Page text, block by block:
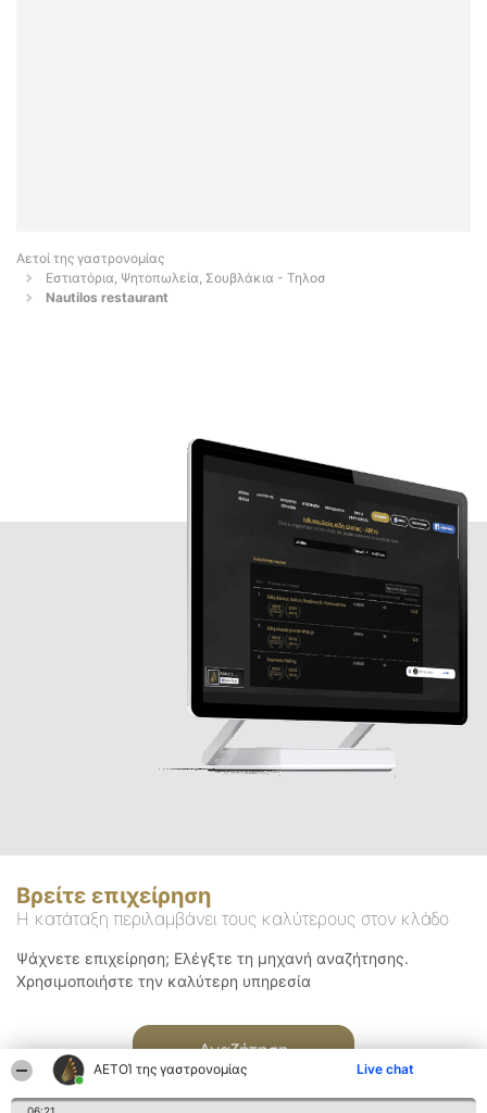
ΑΕΤΟΊ της γαστρονομίας Live chat
Αετοί της γαστρονομίας
Εστιατόρια, Ψητοπωλεία, Σουβλάκια - Τηλοσ
Nautilos restaurant
Βρείτε επιχείρηση
Η κατάταξη περιλαμβάνει τους καλύτερους στον κλάδο
Ψάχνετε επιχείρηση; Ελέγξτε τη μηχανή αναζήτησης.
Χρησιμοποιήστε την καλύτερη υπηρεσία
Αναζήτηση